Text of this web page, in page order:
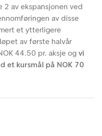
av ekspansjonen ved
av disse
et ytterligere
av første halvår
44.50 pr. aksje og vi
et kursmål på NOK 70